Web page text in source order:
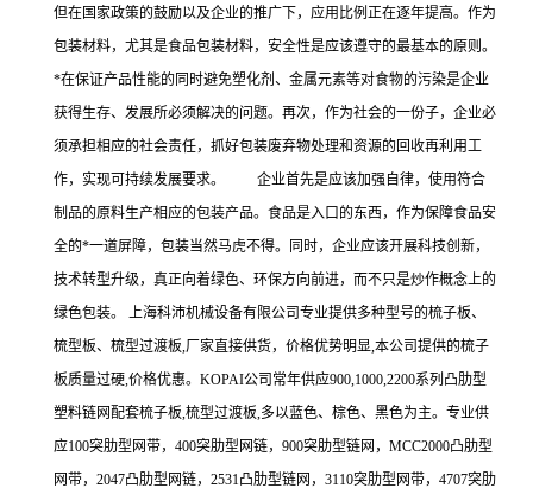
但在国家政策的鼓励以及企业的推广下，应用比例正在逐年提高。作为
包装材料，尤其是食品包装材料，安全性是应该遵守的最基本的原则。
*在保证产品性能的同时避免塑化剂、金属元素等对食物的污染是企业
获得生存、发展所必须解决的问题。再次，作为社会的一份子，企业必
须承担相应的社会责任，抓好包装废弃物处理和资源的回收再利用工
作，实现可持续发展要求。 企业首先是应该加强自律，使用符合
制品的原料生产相应的包装产品。食品是入口的东西，作为保障食品安
全的*一道屏障，包装当然马虎不得。同时，企业应该开展科技创新，
技术转型升级，真正向着绿色、环保方向前进，而不只是炒作概念上的
绿色包装。 上海科沛机械设备有限公司专业提供多种型号的梳子板、
梳型板、梳型过渡板,厂家直接供货，价格优势明显,本公司提供的梳子
板质量过硬,价格优惠。KOPAI公司常年供应900,1000,2200系列凸肋型
塑料链网配套梳子板,梳型过渡板,多以蓝色、棕色、黑色为主。专业供
应100突肋型网带，400突肋型网链，900突肋型链网，MCC2000凸肋型
网带，2047凸肋型网链，2531凸肋型链网，3110突肋型网带，4707突肋